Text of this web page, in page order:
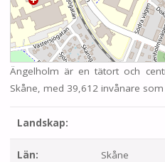
Ängelholm är en tätort och
Skåne, med 39,612 invånare
Landskap:
Län: Skåne